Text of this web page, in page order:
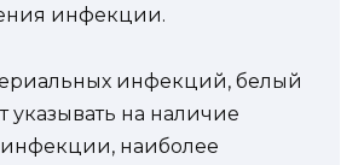
инфекции.
инфекций, белый
указывать на наличие
наиболее